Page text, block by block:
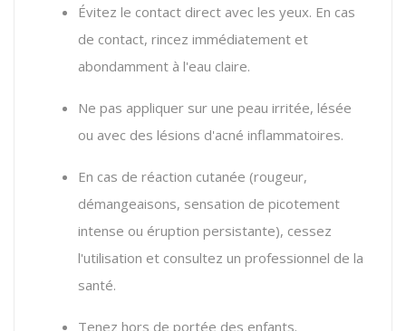
Évitez le contact direct avec les yeux. En cas
de contact, rincez immédiatement et
abondamment à l'eau claire.
Ne pas appliquer sur une peau irritée, lésée
ou avec des lésions d'acné inflammatoires.
En cas de réaction cutanée (rougeur,
démangeaisons, sensation de picotement
intense ou éruption persistante), cessez
l'utilisation et consultez un professionnel de la
santé.
Tenez hors de portée des enfants.